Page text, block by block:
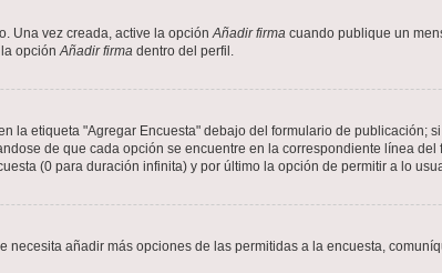
Una vez creada, active la opciónAñadir firma cuando publique un
la opciónAñadir firma dentro del perfil.
la etiqueta "Agregar Encuesta" debajo del formulario de publicación;
de que cada opción se encuentre en la correspondiente línea
(0 para duración infinita) y por último la opción de permitir a lo
añadir más opciones de las permitidas a la encuesta,